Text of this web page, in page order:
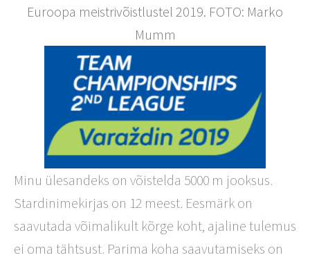
Euroopa meistrivõistlustel 2019. FOTO: Marko
Mumm
Minu ülesandeks on võistelda 5000 m jooksus.
Stardinimekirjas on 12 meest. Eesmärk on
saavutada võimalikult kõrge koht, ajaline tulemus
ei oma tähtsust. Parima koha saavutamiseks on